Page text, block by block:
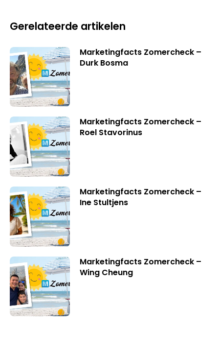
Gerelateerde artikelen
Marketingfacts Zomercheck –
Durk Bosma
Marketingfacts Zomercheck –
Roel Stavorinus
Marketingfacts Zomercheck –
Ine Stultjens
Marketingfacts Zomercheck –
Wing Cheung